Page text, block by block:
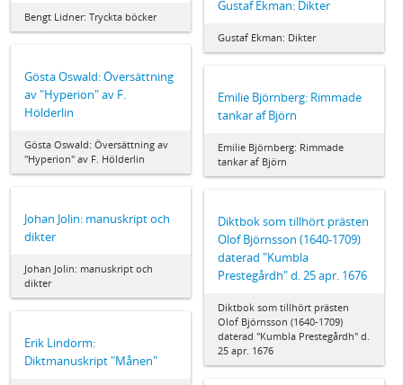
Bengt Lidner: Tryckta böcker
Gustaf Ekman: Dikter
Gustaf Ekman: Dikter
Gösta Oswald: Översättning
av "Hyperion" av F.
Hölderlin
Gösta Oswald: Översättning av
"Hyperion" av F. Hölderlin
Emilie Björnberg: Rimmade
tankar af Björn
Emilie Björnberg: Rimmade
tankar af Björn
Johan Jolin: manuskript och
dikter
Johan Jolin: manuskript och
dikter
Diktbok som tillhört prästen
Olof Björnsson (1640-1709)
daterad "Kumbla
Prestegårdh" d. 25 apr. 1676
Diktbok som tillhört prästen
Olof Björnsson (1640-1709)
daterad "Kumbla Prestegårdh" d.
25 apr. 1676
Erik Lindorm:
Diktmanuskript "Månen"